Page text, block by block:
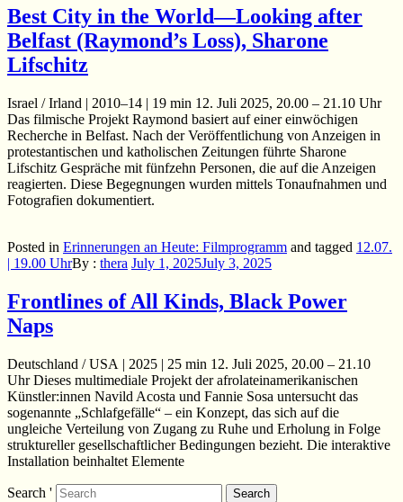
Best City in the World—Looking after
Belfast (Raymond’s Loss), Sharone
Lifschitz
Israel / Irland | 2010–14 | 19 min 12. Juli 2025, 20.00 – 21.10 Uhr
Das filmische Projekt Raymond basiert auf einer einwöchigen
Recherche in Belfast. Nach der Veröffentlichung von Anzeigen in
protestantischen und katholischen Zeitungen führte Sharone
Lifschitz Gespräche mit fünfzehn Personen, die auf die Anzeigen
reagierten. Diese Begegnungen wurden mittels Tonaufnahmen und
Fotografien dokumentiert.
Posted in Erinnerungen an Heute: Filmprogramm and tagged 12.07.
| 19.00 UhrBy : thera July 1, 2025July 3, 2025
Frontlines of All Kinds, Black Power
Naps
Deutschland / USA | 2025 | 25 min 12. Juli 2025, 20.00 – 21.10
Uhr Dieses multimediale Projekt der afrolateinamerikanischen
Künstler:innen Navild Acosta und Fannie Sosa untersucht das
sogenannte „Schlafgefälle“ – ein Konzept, das sich auf die
ungleiche Verteilung von Zugang zu Ruhe und Erholung in Folge
struktureller gesellschaftlicher Bedingungen bezieht. Die interaktive
Installation beinhaltet Elemente
Search ' Search